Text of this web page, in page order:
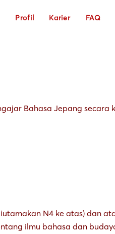
Profil Karier FAQ
Bahasa Jepang secara
N4 ke atas) dan
ilmu bahasa dan